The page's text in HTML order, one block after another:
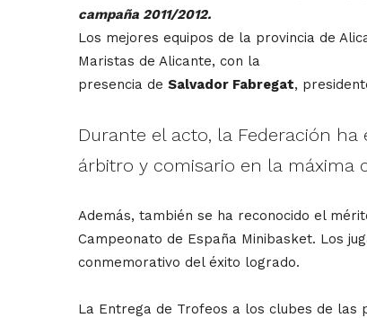
campaña 2011/2012.
Los mejores equipos de la provincia de
Maristas de Alicante, con la
presencia de Salvador Fabregat,
Durante el acto, la Federación
árbitro y comisario en la máxima
Además, también se ha reconocido el
Campeonato de España Minibasket. Los
conmemorativo del éxito logrado.
La Entrega de Trofeos a los clubes de las